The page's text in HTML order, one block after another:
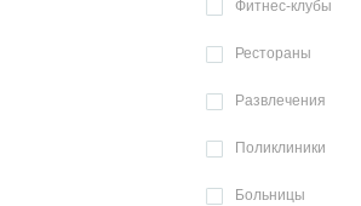
Фитнес-клубы
Рестораны
Развлечения
Поликлиники
Больницы